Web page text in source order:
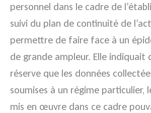
personnel dans le cadre de
suivi du plan de continuité de
permettre de faire face à un
de grande ampleur. Elle indiquait
réserve que les données
soumises à un régime
mis en œuvre dans ce cadre